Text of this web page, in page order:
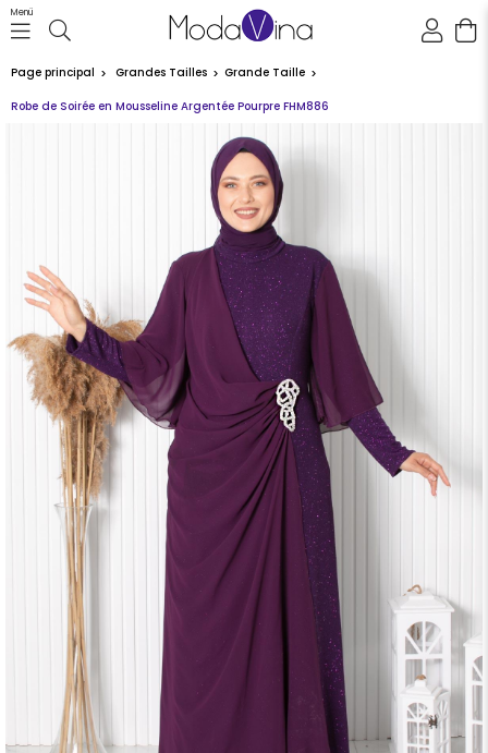
Menü
Page principal Grandes Tailles Grande Taille
Robe de Soirée en Mousseline Argentée Pourpre FHM886